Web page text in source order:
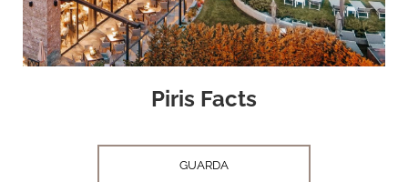
Piris Facts
GUARDA